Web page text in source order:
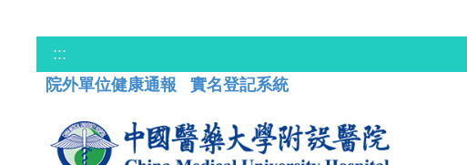
:::
院外單位健康通報
實名登記系統